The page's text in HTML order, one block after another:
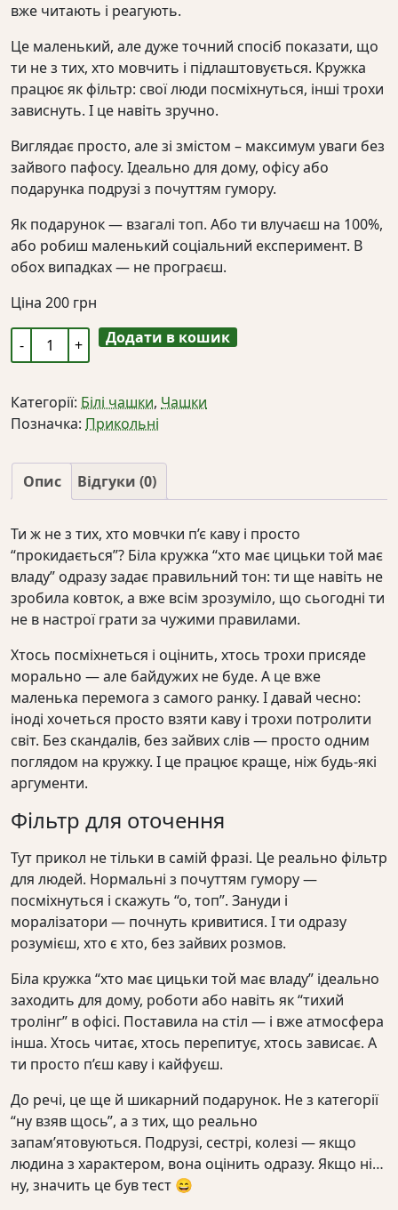
вже читають і реагують.
Це маленький, але дуже точний спосіб показати, що
ти не з тих, хто мовчить і підлаштовується. Кружка
працює як фільтр: свої люди посміхнуться, інші трохи
зависнуть. І це навіть зручно.
Виглядає просто, але зі змістом – максимум уваги без
зайвого пафосу. Ідеально для дому, офісу або
подарунка подрузі з почуттям гумору.
Як подарунок — взагалі топ. Або ти влучаєш на 100%,
або робиш маленький соціальний експеримент. В
обох випадках — не програєш.
Ціна 200 грн
Біла
кружка
має
цицьки
має
владу"
Додати в кошик
Категорії: Білі чашки, Чашки
Позначка: Прикольні
Опис Відгуки (0)
Ти ж не з тих, хто мовчки п’є каву і просто
“прокидається”? Біла кружка “хто має цицьки той має
владу” одразу задає правильний тон: ти ще навіть не
зробила ковток, а вже всім зрозуміло, що сьогодні ти
не в настрої грати за чужими правилами.
Хтось посміхнеться і оцінить, хтось трохи присяде
морально — але байдужих не буде. А це вже
маленька перемога з самого ранку. І давай чесно:
іноді хочеться просто взяти каву і трохи потролити
світ. Без скандалів, без зайвих слів — просто одним
поглядом на кружку. І це працює краще, ніж будь-які
аргументи.
Фільтр для оточення
Тут прикол не тільки в самій фразі. Це реально фільтр
для людей. Нормальні з почуттям гумору —
посміхнуться і скажуть “о, топ”. Зануди і
моралізатори — почнуть кривитися. І ти одразу
розумієш, хто є хто, без зайвих розмов.
Біла кружка “хто має цицьки той має владу” ідеально
заходить для дому, роботи або навіть як “тихий
тролінг” в офісі. Поставила на стіл — і вже атмосфера
інша. Хтось читає, хтось перепитує, хтось зависає. А
ти просто п’єш каву і кайфуєш.
До речі, це ще й шикарний подарунок. Не з категорії
“ну взяв щось”, а з тих, що реально
запам’ятовуються. Подрузі, сестрі, колезі — якщо
людина з характером, вона оцінить одразу. Якщо ні…
ну, значить це був тест 😄